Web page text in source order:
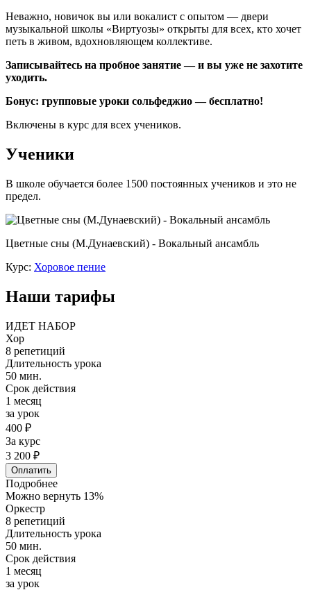
Неважно, новичок вы или вокалист с опытом — двери
музыкальной школы «Виртуозы» открыты для всех, кто хочет
петь в живом, вдохновляющем коллективе.
Записывайтесь на пробное занятие — и вы уже не захотите
уходить.
Бонус: групповые уроки сольфеджио — бесплатно!
Включены в курс для всех учеников.
Ученики
В школе обучается более 1500 постоянных учеников и это не
предел.
Цветные сны (М.Дунаевский) - Вокальный ансамбль
Курс: Хоровое пение
Наши тарифы
ИДЕТ НАБОР
Хор
8 репетиций
Длительность урока
50 мин.
Срок действия
1 месяц
за урок
400 ₽
За курс
3 200 ₽
Оплатить
Подробнее
Можно вернуть 13%
Оркестр
8 репетиций
Длительность урока
50 мин.
Срок действия
1 месяц
за урок